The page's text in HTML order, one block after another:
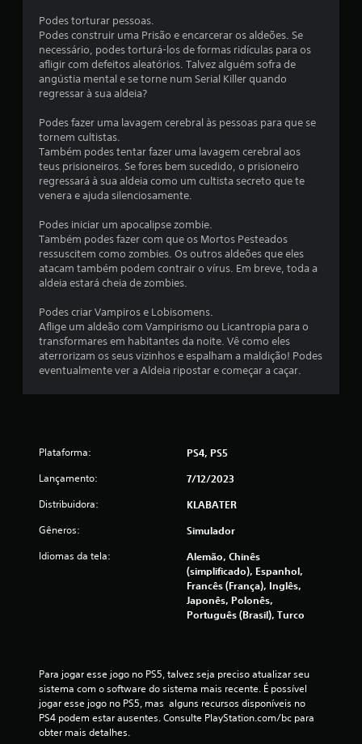
e
s
Podes torturar pessoas.
Podes construir uma Prisão e encarcerar os aldeões. Se
necessário, podes torturá-los de formas ridículas para os
afligir com defeitos aleatórios. Talvez alguém sofra de
angústia mental e se torne num Serial Killer quando
regressar à sua aldeia?
Podes fazer uma lavagem cerebral às pessoas para que se
tornem cultistas.
Também podes tentar fazer uma lavagem cerebral aos
teus prisioneiros. Se fores bem sucedido, o prisioneiro
regressará à sua aldeia como um cultista secreto que te
venera e ajuda silenciosamente.
Podes iniciar um apocalipse zombie.
Também podes fazer com que os Mortos Pesteados
ressuscitem como zombies. Os outros aldeões que eles
atacam também podem contrair o vírus. Em breve, toda a
aldeia estará cheia de zombies.
Podes criar Vampiros e Lobisomens.
Aflige um aldeão com Vampirismo ou Licantropia para o
transformares em habitantes da noite. Vê como eles
aterrorizam os seus vizinhos e espalham a maldição! Podes
eventualmente ver a Aldeia ripostar e começar a caçar.
Plataforma: PS4, PS5
Lançamento: 7/12/2023
Distribuidora: KLABATER
Gêneros: Simulador
Idiomas da tela:
Alemão, Chinês
(simplificado), Espanhol,
Francês (França), Inglês,
Japonês, Polonês,
Português (Brasil), Turco
Para jogar esse jogo no PS5, talvez seja preciso atualizar seu
sistema com o software do sistema mais recente. É possível
jogar esse jogo no PS5, mas  alguns recursos disponíveis no
PS4 podem estar ausentes. Consulte PlayStation.com/bc para
obter mais detalhes.